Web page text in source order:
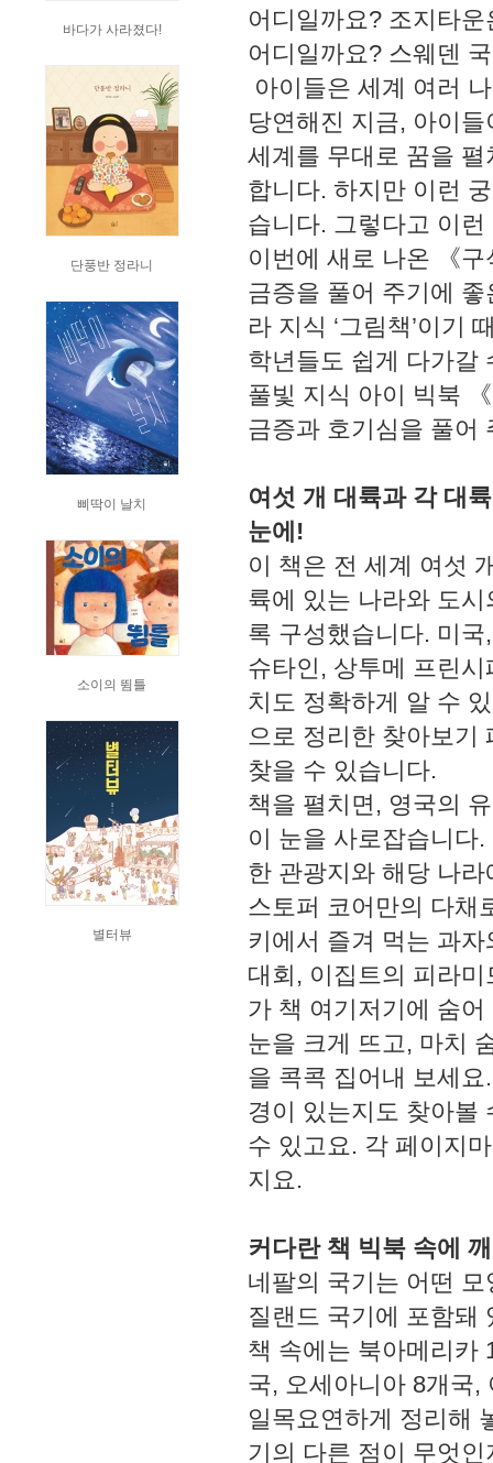
바다가 사라졌다!
단풍반 정라니
삐딱이 날치
소이의 뜀틀
별터뷰
어디일까요? 조지타
어디일까요? 스웨덴
아이들은 세계 여러
당연해진 지금, 아이
세계를 무대로 꿈을
합니다. 하지만 이런
습니다. 그렇다고 이
이번에 새로 나온 《
금증을 풀어 주기에
라 지식 ‘그림책’이기
학년들도 쉽게 다가
풀빛 지식 아이 빅북
금증과 호기심을 풀
여섯 개 대륙과 각 대
눈에!
이 책은 전 세계 여섯
륙에 있는 나라와 도
록 구성했습니다. 미
슈타인, 상투메 프린
치도 정확하게 알 수
으로 정리한 찾아보기
찾을 수 있습니다.
책을 펼치면, 영국의
이 눈을 사로잡습니다
한 관광지와 해당 나
스토퍼 코어만의 다채
키에서 즐겨 먹는 과
대회, 이집트의 피라
가 책 여기저기에 숨
눈을 크게 뜨고, 마치
을 콕콕 집어내 보세
경이 있는지도 찾아볼
수 있고요. 각 페이지
지요.
커다란 책 빅북 속에
네팔의 국기는 어떤
질랜드 국기에 포함돼
책 속에는 북아메리카
국, 오세아니아 8개국,
일목요연하게 정리해
기의 다른 점이 무엇